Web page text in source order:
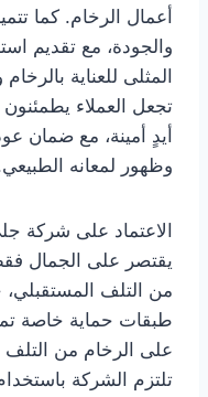
أعمال الرخام. كما
والجودة، مع تقديم
المثلى للعناية
تجعل العملاء
أيدٍ أمينة، مع ضمان
وظهور لمعانه
الاعتماد على شركة
يقتصر على الجمال
من التلف
طبقات حماية خاصة
على الرخام من التلف
تلتزم الشركة